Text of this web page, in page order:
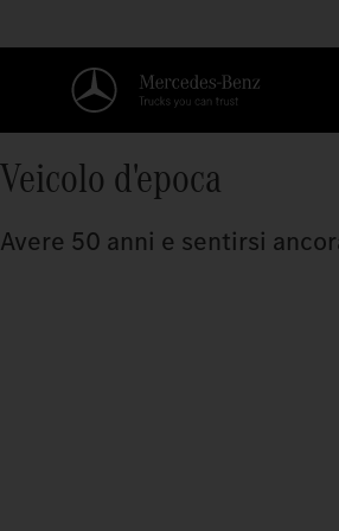
Veicolo d'epoca
Avere 50 anni e sentirsi